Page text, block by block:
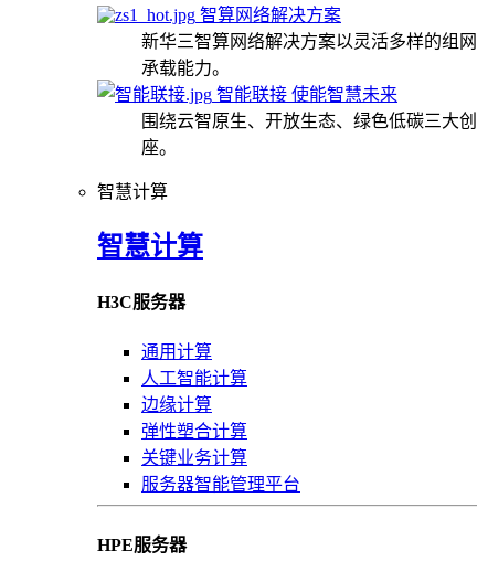
智算网络解决方案
新华三智算网络解决方案以灵活多样的组
承载能力。
智能联接 使能智慧未来
围绕云智原生、开放生态、绿色低碳三大
座。
智慧计算
智慧计算
H3C服务器
通用计算
人工智能计算
边缘计算
弹性塑合计算
关键业务计算
服务器智能管理平台
HPE服务器